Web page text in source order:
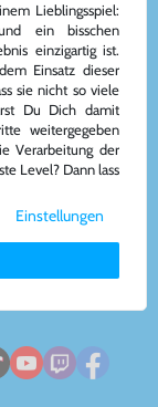
165
Lieblingsspiel:
ein bisschen
einzigartig ist.
Einsatz dieser
sie nicht so viele
Du Dich damit
weitergegeben
Verarbeitung der
Level? Dann lass
Cookies und
Daten­schutz­
Einstellungen